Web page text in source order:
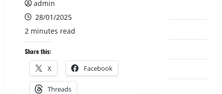
admin
28/01/2025
2 minutes read
Share this:
X Facebook
Threads